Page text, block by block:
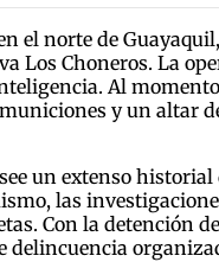
el norte de
Los Choneros. La
Al
y un altar
un extenso
las
Con la detención